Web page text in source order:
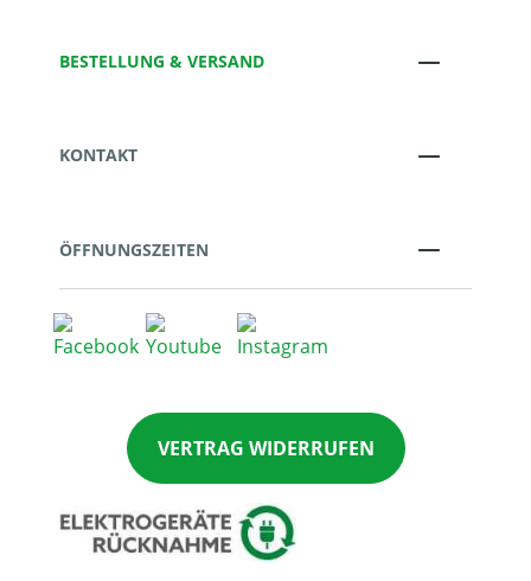
BESTELLUNG & VERSAND
KONTAKT
ÖFFNUNGSZEITEN
VERTRAG WIDERRUFEN